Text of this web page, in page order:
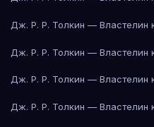
Дж. Р. Р. Толкин — Властелин
Дж. Р. Р. Толкин — Властелин
Дж. Р. Р. Толкин — Властелин
Дж. Р. Р. Толкин — Властелин